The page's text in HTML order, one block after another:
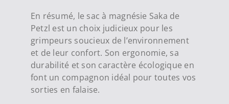
En résumé, le sac à magnésie Saka de
Petzl est un choix judicieux pour les
grimpeurs soucieux de l’environnement
et de leur confort. Son ergonomie, sa
durabilité et son caractère écologique en
font un compagnon idéal pour toutes vos
sorties en falaise.